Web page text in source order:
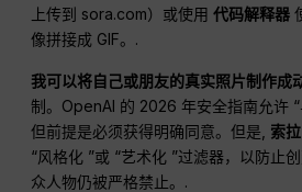
上传到 sora.com）或使用代码解释器
像拼接成 GIF。.
我可以将自己或朋友的真实照片制作成
制。OpenAI 的 2026 年安全指南允许 “
但前提是必须获得明确同意。但是, 索
“风格化 ”或 “艺术化 ”过滤器，以防止
众人物仍被严格禁止。.